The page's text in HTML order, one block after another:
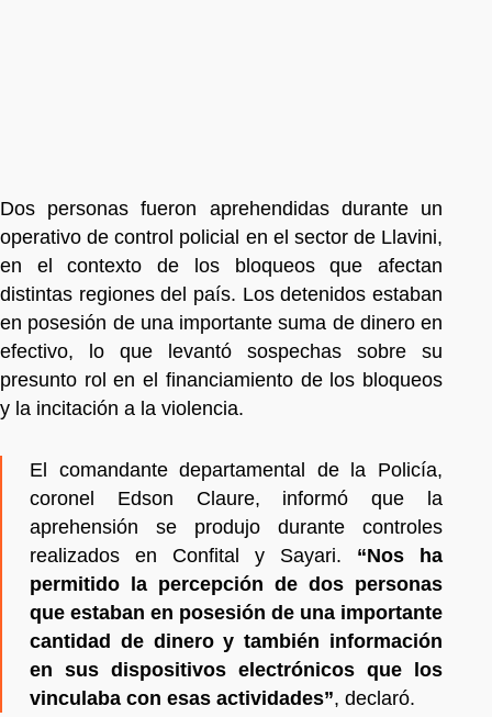
Dos personas fueron aprehendidas durante un
operativo de control policial en el sector de Llavini,
en el contexto de los bloqueos que afectan
distintas regiones del país. Los detenidos estaban
en posesión de una importante suma de dinero en
efectivo, lo que levantó sospechas sobre su
presunto rol en el financiamiento de los bloqueos
y la incitación a la violencia.
El comandante departamental de la Policía,
coronel Edson Claure, informó que la
aprehensión se produjo durante controles
realizados en Confital y Sayari. “Nos ha
permitido la percepción de dos personas
que estaban en posesión de una importante
cantidad de dinero y también información
en sus dispositivos electrónicos que los
vinculaba con esas actividades”, declaró.